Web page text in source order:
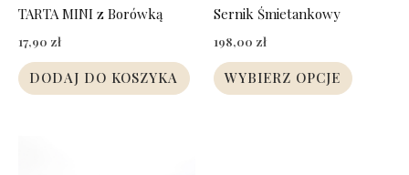
TARTA MINI z Borówką
17,90 zł
DODAJ DO KOSZYKA
Sernik Śmietankowy
198,00 zł
WYBIERZ OPCJE